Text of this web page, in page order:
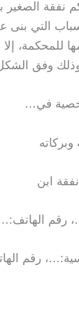
نفقة الصغير
التي بنى
للمحكمة، إلا
وفق
في…
ابن
رقم
رقم